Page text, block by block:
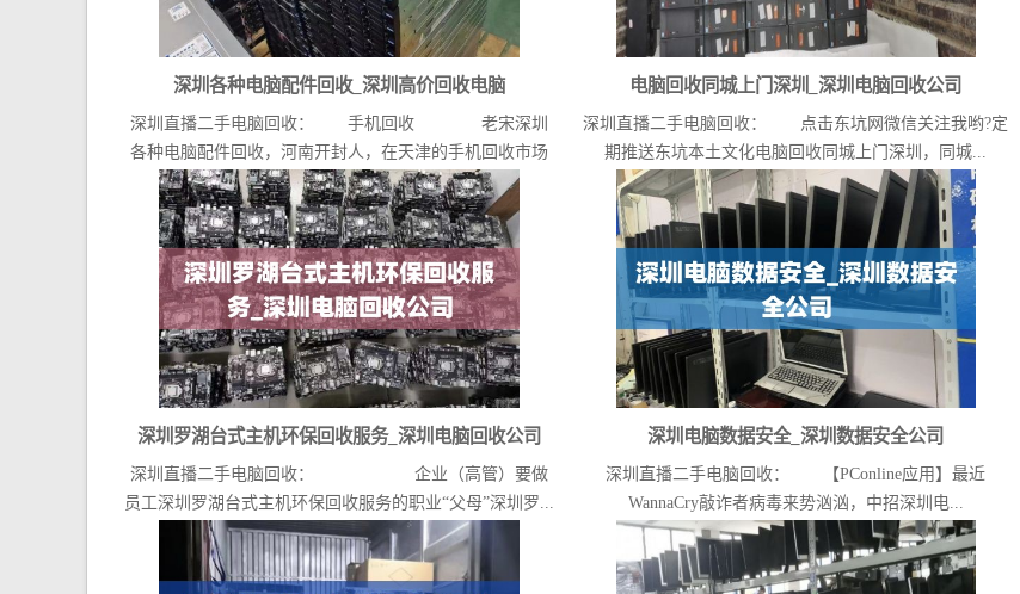
深圳各种电脑配件回收_深圳高价回收电脑
深圳直播二手电脑回收： 手机回收 老宋深圳
各种电脑配件回收，河南开封人，在天津的手机回收市场
已...
电脑回收同城上门深圳_深圳电脑回收公司
深圳直播二手电脑回收： 点击东坑网微信关注我哟?定
期推送东坑本土文化电脑回收同城上门深圳，同城...
深圳罗湖台式主机环保回收服务_深圳电脑回收公司
深圳直播二手电脑回收： 企业（高管）要做
员工深圳罗湖台式主机环保回收服务的职业“父母”深圳罗...
深圳电脑数据安全_深圳数据安全公司
深圳直播二手电脑回收： 【PConline应用】最近
WannaCry敲诈者病毒来势汹汹，中招深圳电...